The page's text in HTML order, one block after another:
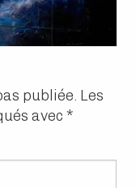
publiée. Les
avec *